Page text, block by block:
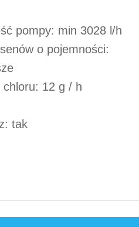
pompy: min 3028 l/h
o pojemności:
chloru: 12 g / h
tak